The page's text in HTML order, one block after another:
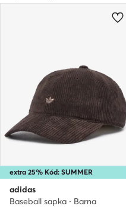
extra 25% Kód: SUMMER
adidas
Baseball sapka · Barna